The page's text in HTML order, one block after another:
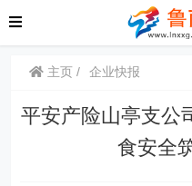
主页 企业快报
平安产险山亭支公
食安全